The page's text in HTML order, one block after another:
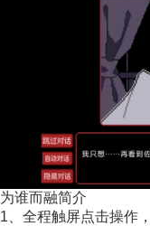
为谁而融简介
1、全程触屏点击操作